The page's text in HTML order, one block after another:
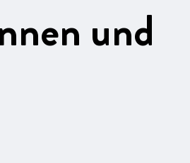
und